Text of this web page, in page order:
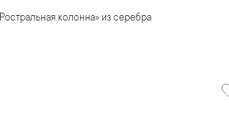
колонна» из серебра